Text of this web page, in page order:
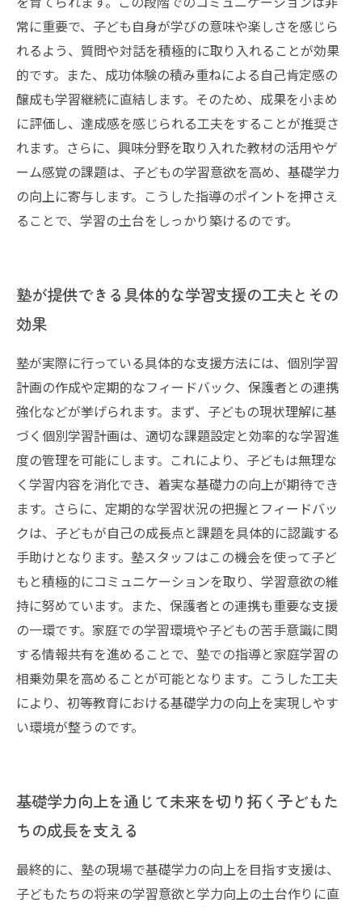
常に重要で、子ども自身が学びの意味や楽しさを感じら
れるよう、質問や対話を積極的に取り入れることが効果
的です。また、成功体験の積み重ねによる自己肯定感の
醸成も学習継続に直結します。そのため、成果を小まめ
に評価し、達成感を感じられる工夫をすることが推奨さ
れます。さらに、興味分野を取り入れた教材の活用やゲ
ーム感覚の課題は、子どもの学習意欲を高め、基礎学力
の向上に寄与します。こうした指導のポイントを押さえ
ることで、学習の土台をしっかり築けるのです。
塾が提供できる具体的な学習支援の工夫とその
効果
塾が実際に行っている具体的な支援方法には、個別学習
計画の作成や定期的なフィードバック、保護者との連携
強化などが挙げられます。まず、子どもの現状理解に基
づく個別学習計画は、適切な課題設定と効率的な学習進
度の管理を可能にします。これにより、子どもは無理な
く学習内容を消化でき、着実な基礎力の向上が期待でき
ます。さらに、定期的な学習状況の把握とフィードバッ
クは、子どもが自己の成長点と課題を具体的に認識する
手助けとなります。塾スタッフはこの機会を使って子ど
もと積極的にコミュニケーションを取り、学習意欲の維
持に努めています。また、保護者との連携も重要な支援
の一環です。家庭での学習環境や子どもの苦手意識に関
する情報共有を進めることで、塾での指導と家庭学習の
相乗効果を高めることが可能となります。こうした工夫
により、初等教育における基礎学力の向上を実現しやす
い環境が整うのです。
基礎学力向上を通じて未来を切り拓く子どもた
ちの成長を支える
最終的に、塾の現場で基礎学力の向上を目指す支援は、
子どもたちの将来の学習意欲と学力向上の土台作りに直